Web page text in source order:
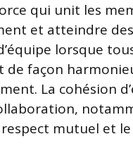
qui unit les
et atteindre
lorsque
façon
La cohésion
mutuel et